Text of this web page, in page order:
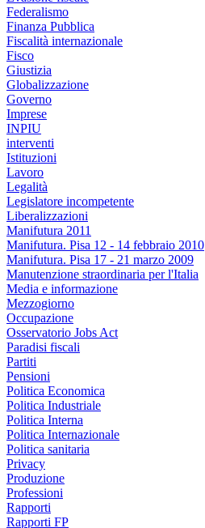
Federalismo
Finanza Pubblica
Fiscalità internazionale
Fisco
Giustizia
Globalizzazione
Governo
Imprese
INPIU
interventi
Istituzioni
Lavoro
Legalità
Legislatore incompetente
Liberalizzazioni
Manifutura 2011
Manifutura. Pisa 12 - 14 febbraio 2010
Manifutura. Pisa 17 - 21 marzo 2009
Manutenzione straordinaria per l'Italia
Media e informazione
Mezzogiorno
Occupazione
Osservatorio Jobs Act
Paradisi fiscali
Partiti
Pensioni
Politica Economica
Politica Industriale
Politica Interna
Politica Internazionale
Politica sanitaria
Privacy
Produzione
Professioni
Rapporti
Rapporti FP